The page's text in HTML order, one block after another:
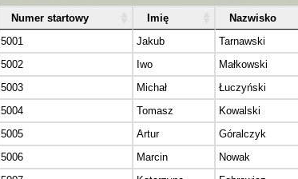
Numer startowy Imię Nazwisko
5001 Jakub Tarnawski
5002 Iwo Małkowski
5003 Michał Łuczyński
5004 Tomasz Kowalski
5005 Artur Góralczyk
5006 Marcin Nowak